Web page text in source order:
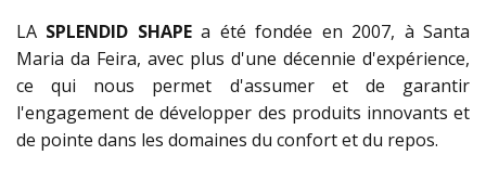
LA SPLENDID SHAPEa été fondée en 2007, à Santa
Maria da Feira, avec plus d'une décennie d'expérience,
ce qui nous permet d'assumer et de garantir
l'engagement de développer des produits innovants et
de pointe dans les domaines du confort et du repos.